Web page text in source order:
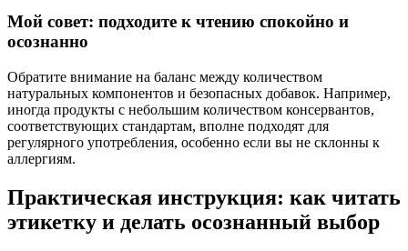
Мой совет: подходите к чтению спокойно и
осознанно
Обратите внимание на баланс между количеством
натуральных компонентов и безопасных добавок. Например,
иногда продукты с небольшим количеством консервантов,
соответствующих стандартам, вполне подходят для
регулярного употребления, особенно если вы не склонны к
аллергиям.
Практическая инструкция: как читать
этикетку и делать осознанный выбор